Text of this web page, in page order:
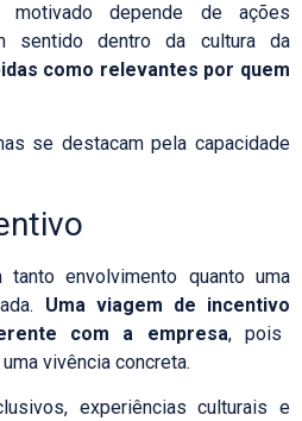
motivado depende de ações
sentido dentro da cultura da
como relevantes por quem
se destacam pela capacidade
tanto envolvimento quanto uma
Uma viagem de incentivo
com a empresa, pois
vivência concreta.
experiências culturais e